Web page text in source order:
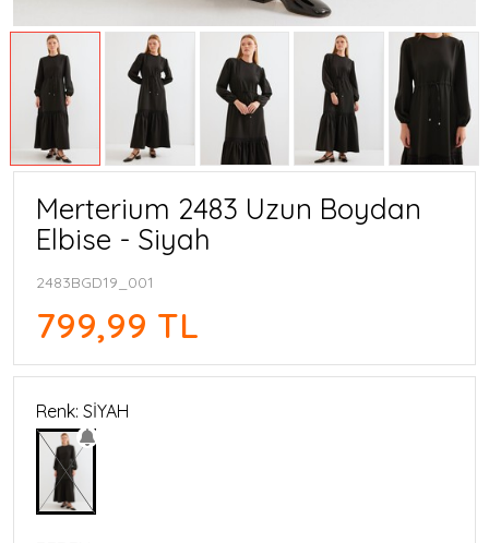
Merterium 2483 Uzun Boydan
Elbise - Siyah
2483BGD19_001
799,99 TL
Renk: SİYAH